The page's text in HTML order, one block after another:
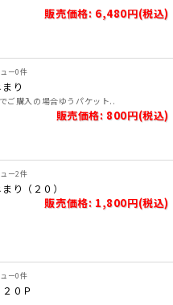
販売価格: 6,480円(税込)
ー0件
り
ご購入の場合ゆうパケット..
販売価格: 800円(税込)
ー2件
り（２０）
販売価格: 1,800円(税込)
ー0件
０Ｐ